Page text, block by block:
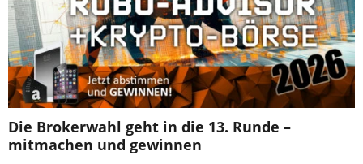
Die Brokerwahl geht in die 13. Runde –
mitmachen und gewinnen